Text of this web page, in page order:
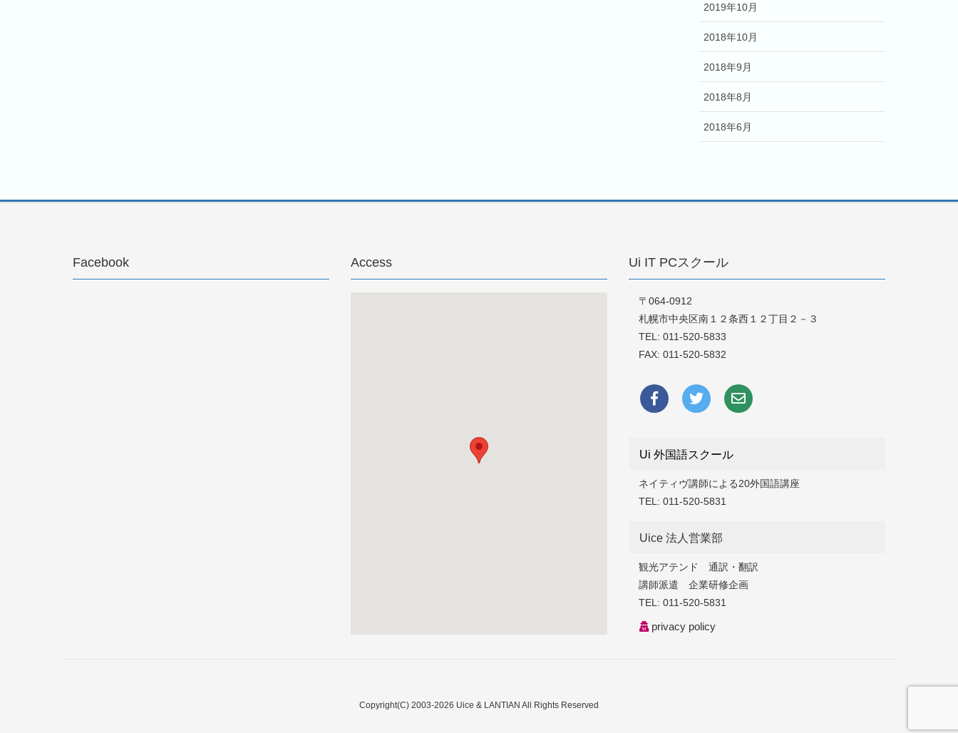
2019年10月
2018年10月
2018年9月
2018年8月
2018年6月
Facebook Access Ui IT PCスクール
〒064-0912
札幌市中央区南１２条西１２丁目２－３
TEL:011-520-5833
FAX: 011-520-5832
Ui 外国語スクール
ネイティヴ講師による20外国語講座
TEL:011-520-5831
Uice 法人営業部
観光アテンド 通訳・翻訳
講師派遣 企業研修企画
TEL:011-520-5831
privacy policy
Copyright(C) 2003-2026 Uice & LANTIAN All Rights Reserved